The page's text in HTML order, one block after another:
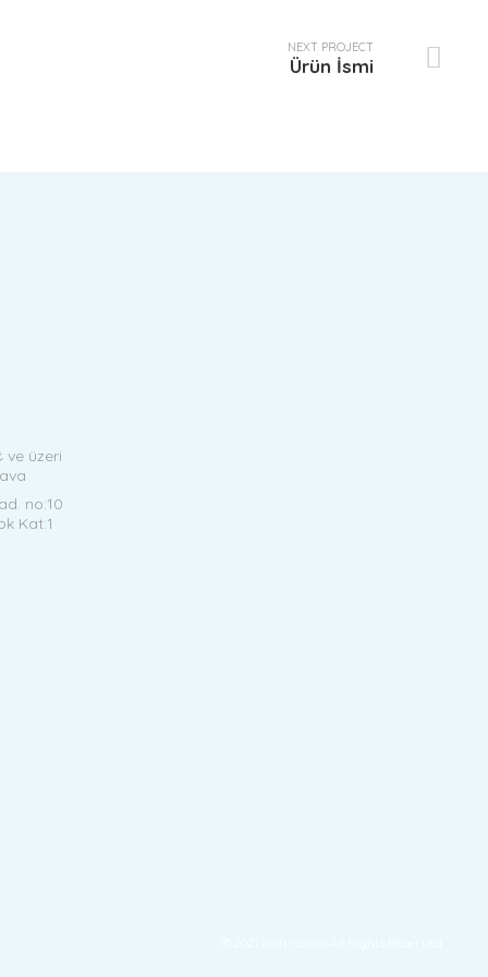
NEXT PROJECT
Ürün İsmi
ve üzeri
no:10
Kat:1